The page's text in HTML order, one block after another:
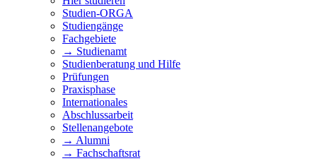
Studien-ORGA
Studiengänge
Fachgebiete
→ Studienamt
Studienberatung und Hilfe
Prüfungen
Praxisphase
Internationales
Abschlussarbeit
Stellenangebote
→ Alumni
→ Fachschaftsrat